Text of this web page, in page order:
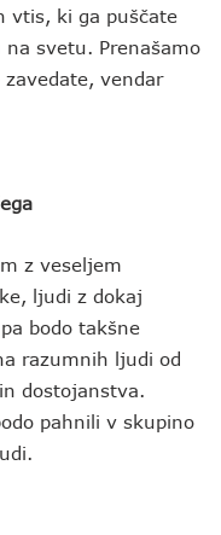
vtis, ki ga puščate
svetu. Prenašamo
vendar
z veseljem
ljudi z dokaj
bodo takšne
razumnih ljudi od
dostojanstva.
pahnili v skupino